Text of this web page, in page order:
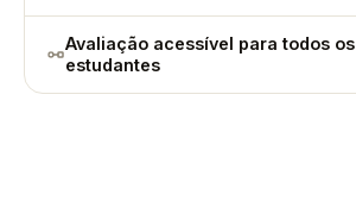
Avaliação acessível para todos os
estudantes